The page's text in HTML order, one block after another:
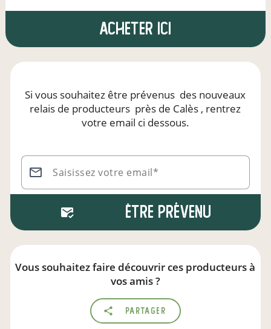
Acheter ici
Si vous souhaitez être prévenus des nouveaux
relais de producteurs près de Calès , rentrez
votre email ci dessous.
Saisissez votre email*
Être prévenu
Vous souhaitez faire découvrir ces producteurs à
vos amis ?
Partager